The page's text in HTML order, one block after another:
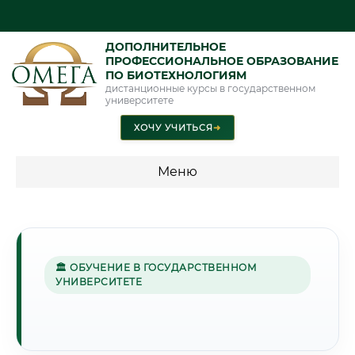
ДОПОЛНИТЕЛЬНОЕ
ПРОФЕССИОНАЛЬНОЕ ОБРАЗОВАНИЕ
ПО БИОТЕХНОЛОГИЯМ
дистанционные курсы в государственном
университете
ХОЧУ УЧИТЬСЯ➜
Меню
🏛 ОБУЧЕНИЕ В ГОСУДАРСТВЕННОМ
УНИВЕРСИТЕТЕ